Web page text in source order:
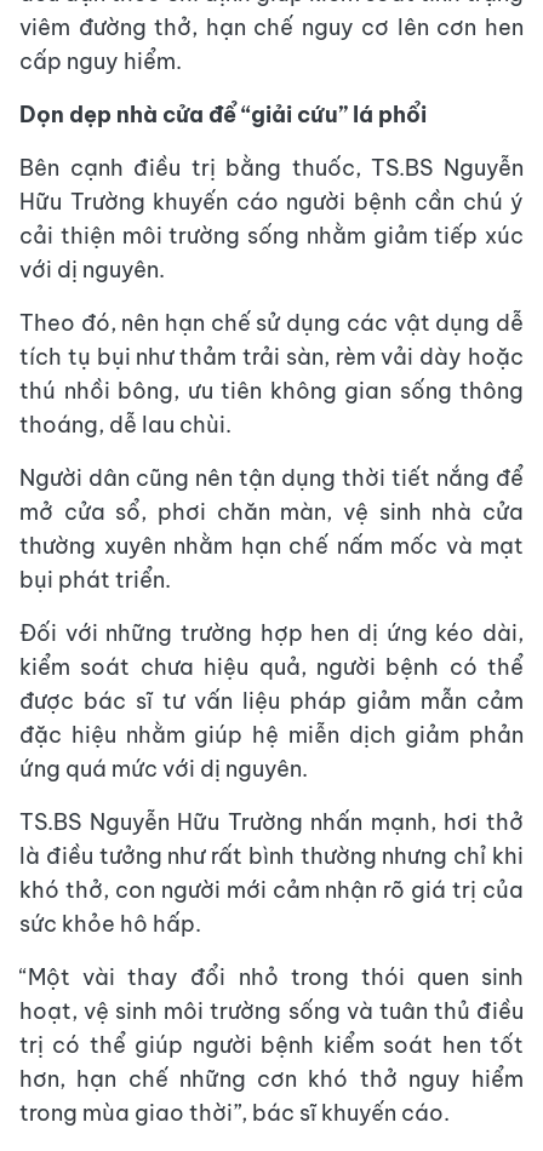
viêm đường thở, hạn chế nguy cơ lên cơn hen
cấp nguy hiểm.
Dọn dẹp nhà cửa để “giải cứu” lá phổi
Bên cạnh điều trị bằng thuốc, TS.BS Nguyễn
Hữu Trường khuyến cáo người bệnh cần chú ý
cải thiện môi trường sống nhằm giảm tiếp xúc
với dị nguyên.
Theo đó, nên hạn chế sử dụng các vật dụng dễ
tích tụ bụi như thảm trải sàn, rèm vải dày hoặc
thú nhồi bông, ưu tiên không gian sống thông
thoáng, dễ lau chùi.
Người dân cũng nên tận dụng thời tiết nắng để
mở cửa sổ, phơi chăn màn, vệ sinh nhà cửa
thường xuyên nhằm hạn chế nấm mốc và mạt
bụi phát triển.
Đối với những trường hợp hen dị ứng kéo dài,
kiểm soát chưa hiệu quả, người bệnh có thể
được bác sĩ tư vấn liệu pháp giảm mẫn cảm
đặc hiệu nhằm giúp hệ miễn dịch giảm phản
ứng quá mức với dị nguyên.
TS.BS Nguyễn Hữu Trường nhấn mạnh, hơi thở
là điều tưởng như rất bình thường nhưng chỉ khi
khó thở, con người mới cảm nhận rõ giá trị của
sức khỏe hô hấp.
“Một vài thay đổi nhỏ trong thói quen sinh
hoạt, vệ sinh môi trường sống và tuân thủ điều
trị có thể giúp người bệnh kiểm soát hen tốt
hơn, hạn chế những cơn khó thở nguy hiểm
trong mùa giao thời”, bác sĩ khuyến cáo.